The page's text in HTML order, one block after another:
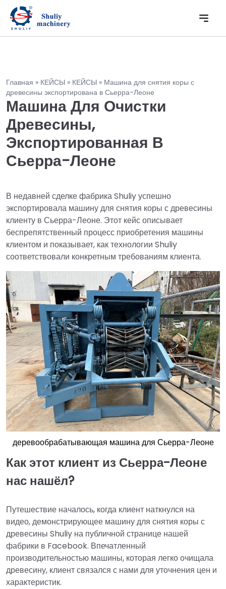
Главная » КЕЙСЫ » КЕЙСЫ » Машина для снятия коры с
древесины экспортирована в Сьерра-Леоне
Машина Для Очистки
Древесины,
Экспортированная В
Сьерра-Леоне
В недавней сделке фабрика Shuliy успешно
экспортировала машину для снятия коры с древесины
клиенту в Сьерра-Леоне. Этот кейс описывает
беспрепятственный процесс приобретения машины
клиентом и показывает, как технологии Shuliy
соответствовали конкретным требованиям клиента.
деревообрабатывающая машина для Сьерра-Леоне
Как этот клиент из Сьерра-Леоне
нас нашёл?
Путешествие началось, когда клиент наткнулся на
видео, демонстрирующее машину для снятия коры с
древесины Shuliy на публичной странице нашей
фабрики в Facebook. Впечатленный
производительностью машины, которая легко очищала
древесину, клиент связался с нами для уточнения цен и
характеристик.